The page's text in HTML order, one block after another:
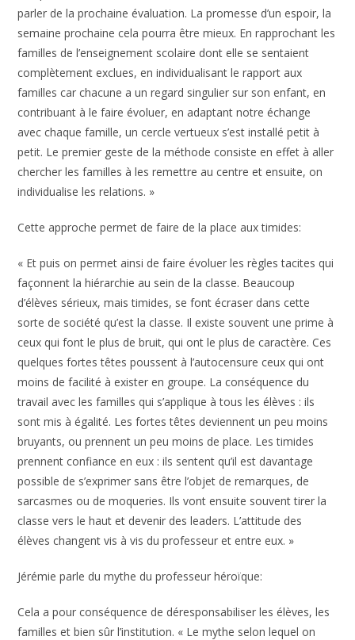
parler de la prochaine évaluation. La promesse d’un espoir, la
semaine prochaine cela pourra être mieux. En rapprochant les
familles de l’enseignement scolaire dont elle se sentaient
complètement exclues, en individualisant le rapport aux
familles car chacune a un regard singulier sur son enfant, en
contribuant à le faire évoluer, en adaptant notre échange
avec chaque famille, un cercle vertueux s’est installé petit à
petit. Le premier geste de la méthode consiste en effet à aller
chercher les familles à les remettre au centre et ensuite, on
individualise les relations. »
Cette approche permet de faire de la place aux timides:
« Et puis on permet ainsi de faire évoluer les règles tacites qui
façonnent la hiérarchie au sein de la classe. Beaucoup
d’élèves sérieux, mais timides, se font écraser dans cette
sorte de société qu’est la classe. Il existe souvent une prime à
ceux qui font le plus de bruit, qui ont le plus de caractère. Ces
quelques fortes têtes poussent à l’autocensure ceux qui ont
moins de facilité à exister en groupe. La conséquence du
travail avec les familles qui s’applique à tous les élèves : ils
sont mis à égalité. Les fortes têtes deviennent un peu moins
bruyants, ou prennent un peu moins de place. Les timides
prennent confiance en eux : ils sentent qu’il est davantage
possible de s’exprimer sans être l’objet de remarques, de
sarcasmes ou de moqueries. Ils vont ensuite souvent tirer la
classe vers le haut et devenir des leaders. L’attitude des
élèves changent vis à vis du professeur et entre eux. »
Jérémie parle du mythe du professeur héroïque:
Cela a pour conséquence de déresponsabiliser les élèves, les
familles et bien sûr l’institution. « Le mythe selon lequel on